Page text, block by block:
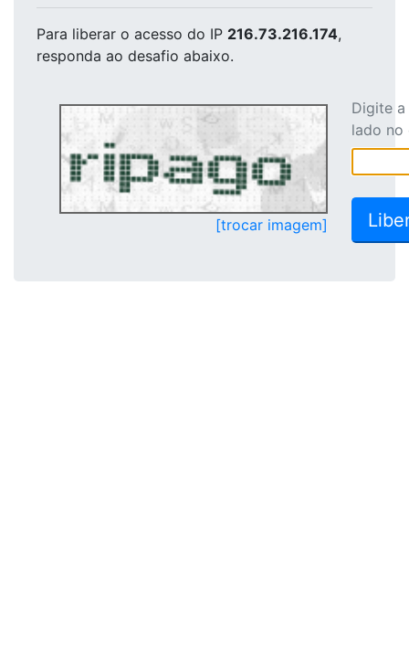
Para liberar o acesso do IP 216.73.216.174,
responda ao desafio abaixo.
[trocar imagem]
Digite
lado no